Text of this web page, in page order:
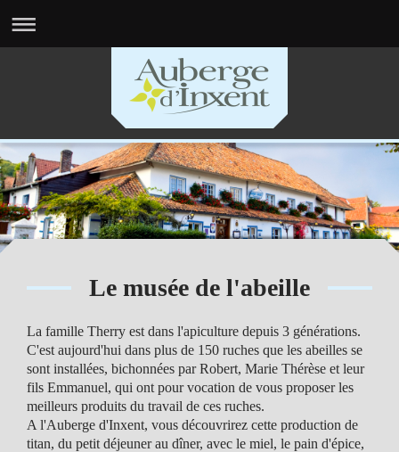
Le musée de l'abeille
La famille Therry est dans l'apiculture depuis 3 générations.
C'est aujourd'hui dans plus de 150 ruches que les abeilles se
sont installées, bichonnées par Robert, Marie Thérèse et leur
fils Emmanuel, qui ont pour vocation de vous proposer les
meilleurs produits du travail de ces ruches.
A l'Auberge d'Inxent, vous découvrirez cette production de
titan, du petit déjeuner au dîner, avec le miel, le pain d'épice,